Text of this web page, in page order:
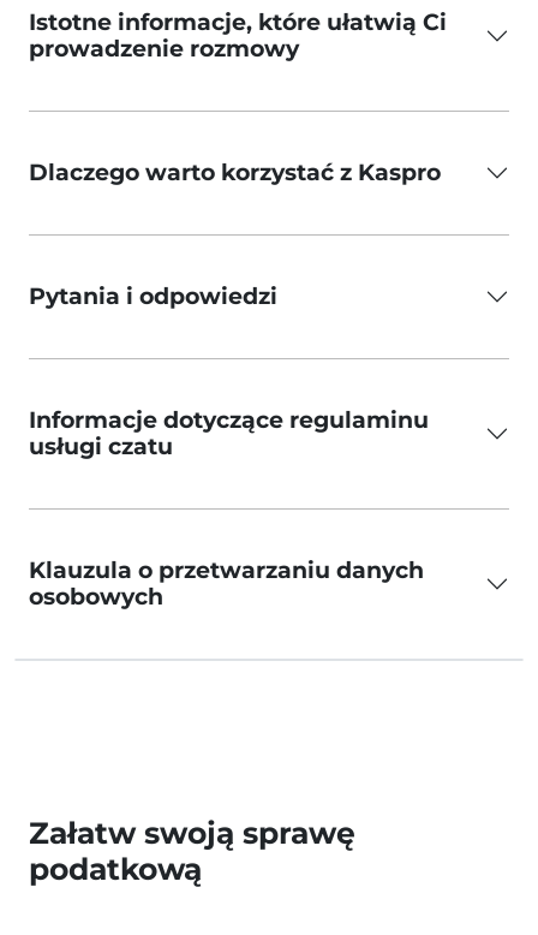
Istotne informacje, które ułatwią Ci
prowadzenie rozmowy
Dlaczego warto korzystać z Kaspro
Pytania i odpowiedzi
Informacje dotyczące regulaminu
usługi czatu
Klauzula o przetwarzaniu danych
osobowych
Załatw swoją sprawę
podatkową